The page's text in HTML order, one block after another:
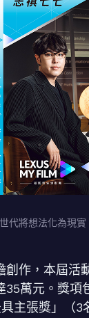
代將想法化為現
創作，本屆活
35萬元。獎項
主張獎」（3